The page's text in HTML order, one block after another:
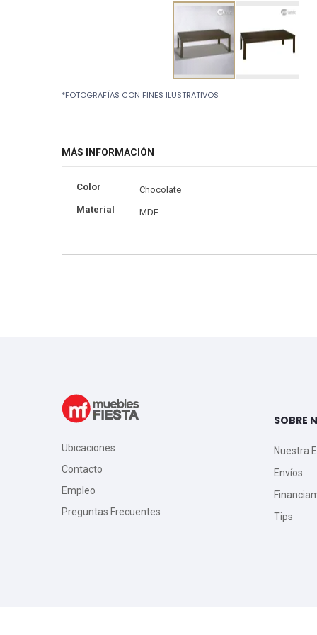
to
the
images
gallery
*FOTOGRAFÍAS CON FINES ILUSTRATIVOS
MÁS INFORMACIÓN
Más
Color
Chocolate
Material
MDF
Ubicaciones
Contacto
Empleo
Preguntas Frecuentes
SOBRE
Nuestra
Envíos
Tips